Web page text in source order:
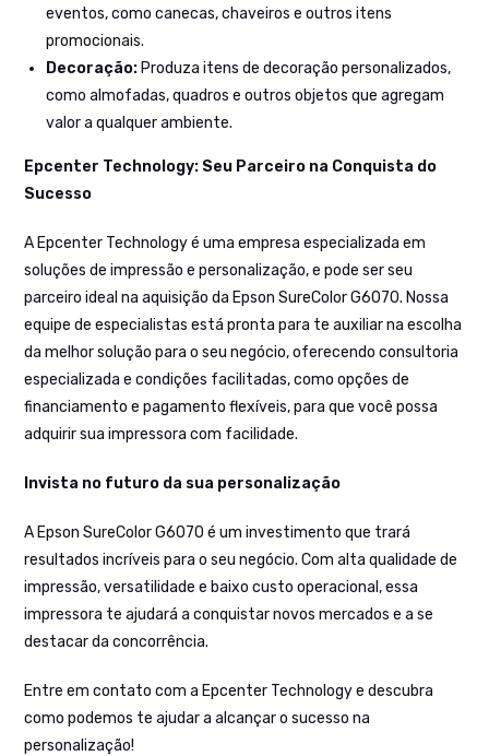
eventos, como canecas, chaveiros e outros itens
promocionais.
Decoração: Produza itens de decoração personalizados,
como almofadas, quadros e outros objetos que agregam
valor a qualquer ambiente.
Epcenter Technology: Seu Parceiro na Conquista do
Sucesso
A Epcenter Technology é uma empresa especializada em
soluções de impressão e personalização, e pode ser seu
parceiro ideal na aquisição da Epson SureColor G6070. Nossa
equipe de especialistas está pronta para te auxiliar na escolha
da melhor solução para o seu negócio, oferecendo consultoria
especializada e condições facilitadas, como opções de
financiamento e pagamento flexíveis, para que você possa
adquirir sua impressora com facilidade.
Invista no futuro da sua personalização
A Epson SureColor G6070 é um investimento que trará
resultados incríveis para o seu negócio. Com alta qualidade de
impressão, versatilidade e baixo custo operacional, essa
impressora te ajudará a conquistar novos mercados e a se
destacar da concorrência.
Entre em contato com a Epcenter Technology e descubra
como podemos te ajudar a alcançar o sucesso na
personalização!